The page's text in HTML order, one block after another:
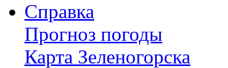
Справка
Прогноз погоды
Карта Зеленогорска